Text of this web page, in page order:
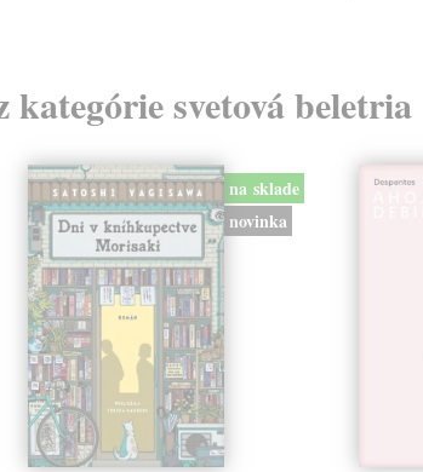
kategórie svetová beletria
na sklade
novinka